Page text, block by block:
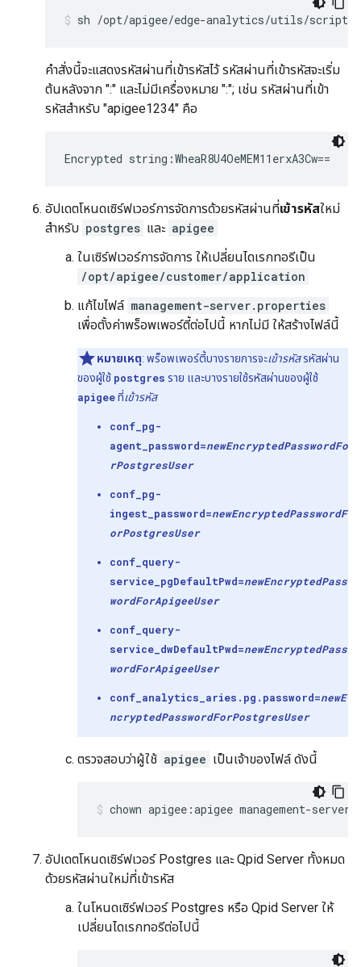
sh /opt/apigee/edge-analytics/utils/
คำสั่งนี้จะแสดงรหัสผ่านที่เข้ารหัสไว้ รหัสผ่านที่เข้ารหัสจะเริ่ม
ต้นหลังจาก ":" และไม่มีเครื่องหมาย ":"; เช่น รหัสผ่านที่เข้า
รหัสสำหรับ "apigee1234" คือ
Encrypted string:WheaR8U4OeMEM11erxA3Cw==
อัปเดตโหนดเซิร์ฟเวอร์การจัดการด้วยรหัสผ่านที่เข้ารหัสใหม่
สำหรับ postgres และ apigee
ในเซิร์ฟเวอร์การจัดการ ให้เปลี่ยนไดเรกทอรีเป็น
/opt/apigee/customer/application
แก้ไขไฟล์ management-server.properties
เพื่อตั้งค่าพร็อพเพอร์ตี้ต่อไปนี้ หากไม่มี ให้สร้างไฟล์นี้
หมายเหตุ: พร็อพเพอร์ตี้บางรายการจะเข้ารหัสรหัสผ่าน
ของผู้ใช้ postgres ราย และบางรายใช้รหัสผ่านของผู้ใช้
apigeeที่เข้ารหัส
conf_pg-
agent_password=newEncryptedPasswordFo
rPostgresUser
conf_pg-
ingest_password=newEncryptedPasswordF
orPostgresUser
conf_query-
service_pgDefaultPwd=newEncryptedPass
wordForApigeeUser
conf_query-
service_dwDefaultPwd=newEncryptedPass
wordForApigeeUser
conf_analytics_aries.pg.password=newE
ncryptedPasswordForPostgresUser
ตรวจสอบว่าผู้ใช้ apigee เป็นเจ้าของไฟล์ ดังนี้
chown apigee:apigee management-
อัปเดตโหนดเซิร์ฟเวอร์ Postgres และ Qpid Server ทั้งหมด
ด้วยรหัสผ่านใหม่ที่เข้ารหัส
ในโหนดเซิร์ฟเวอร์ Postgres หรือ Qpid Server ให้
เปลี่ยนไดเรกทอรีต่อไปนี้